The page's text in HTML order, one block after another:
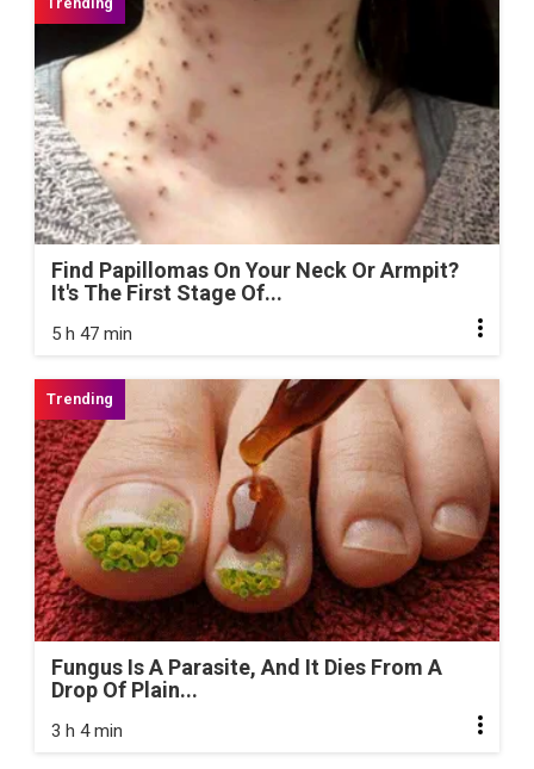
Find Papillomas On Your Neck Or Armpit?
It's The First Stage Of...
5 h 47 min
Fungus Is A Parasite, And It Dies From A
Drop Of Plain...
3 h 4 min